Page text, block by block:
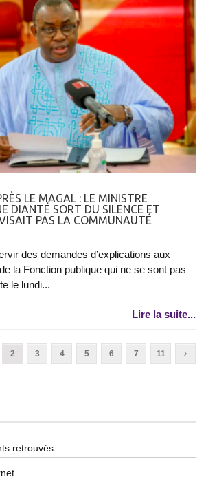
LE MAGAL : LE MINISTRE
DIANTÉ SORT DU SILENCE ET
PAS LA COMMUNAUTÉ
des demandes d’explications aux
la Fonction publique qui ne se sont pas
le lundi...
Lire la suite...
2 3 4 5 6 7 11
retrouvés...